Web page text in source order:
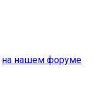
на нашем форуме